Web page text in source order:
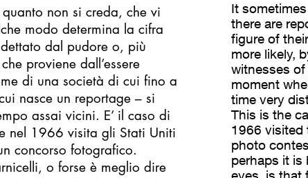
non si creda, che vi
modo determina la cifra
dal pudore o, più
proviene dall’essere
di una società di cui fino a
nasce un reportage – si
assai vicini. E’ il caso di
nel 1966 visita gli Stati Uniti
concorso fotografico.
o forse è meglio dire
It
there are
figure of
more likely,
witnesses
moment
time very
This is the
1966 visited
photo
perhaps it is